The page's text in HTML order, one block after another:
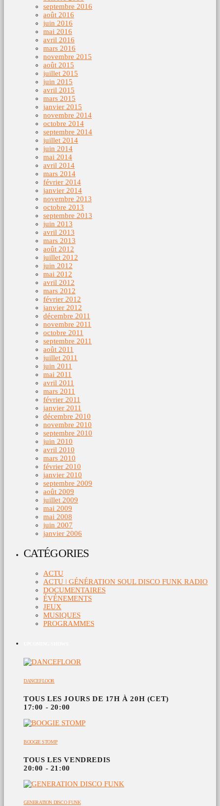
septembre 2016
août 2016
juin 2016
mai 2016
avril 2016
mars 2016
novembre 2015
août 2015
juillet 2015
juin 2015
avril 2015
mars 2015
janvier 2015
novembre 2014
octobre 2014
septembre 2014
juillet 2014
juin 2014
mai 2014
avril 2014
mars 2014
février 2014
janvier 2014
novembre 2013
octobre 2013
septembre 2013
juin 2013
avril 2013
mars 2013
août 2012
juillet 2012
juin 2012
mai 2012
avril 2012
mars 2012
février 2012
janvier 2012
décembre 2011
novembre 2011
octobre 2011
septembre 2011
août 2011
juillet 2011
juin 2011
mai 2011
avril 2011
mars 2011
février 2011
janvier 2011
décembre 2010
novembre 2010
septembre 2010
juin 2010
avril 2010
mars 2010
février 2010
janvier 2010
septembre 2009
août 2009
juillet 2009
mai 2009
mai 2008
juin 2007
janvier 2006
CATÉGORIES
ACTU
ACTU | GÉNÉRATION SOUL DISCO FUNK RADIO
DOCUMENTAIRES
ÉVÉNEMENTS
JEUX
MUSIQUES
PROGRAMMES
DANCEFLOOR
TOUS LES JOURS DE 17H À 20H (CET)
17:00 - 20:00
BOOGIE STOMP
TOUS LES VENDREDIS
20:00 - 21:00
GENERATION DISCO FUNK